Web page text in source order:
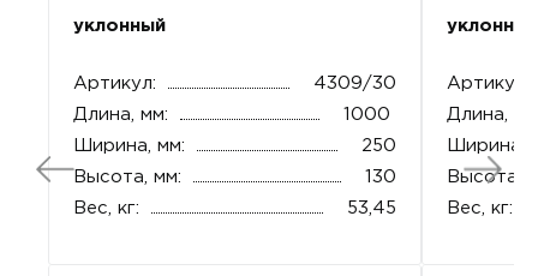
уклонный
Артикул:
4309/30
Длина, мм:
1000
Ширина, мм:
250
Высота, мм:
130
Вес, кг:
53,45
уклонный
Артикул:
Длина,
Ширина,
Высота,
Вес, кг: